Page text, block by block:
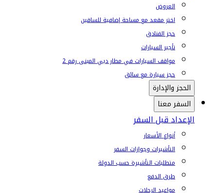
العروض
اختر مقعد مع مساحة إضافية للساقين
حجز الفنادق
تأجير السيارات
مواقف السيارات في مطار دبي المبنى رقم 2
حجز سيارة مع سائق
الحجز والإدارة
السفر معنا
الإعداد قبل السفر
أنواع الأسعار
التأشيرات وجوازات السفر
متطلبات التأشيرة حسب الدولة
طرق الدفع
مواعيد الرحلات